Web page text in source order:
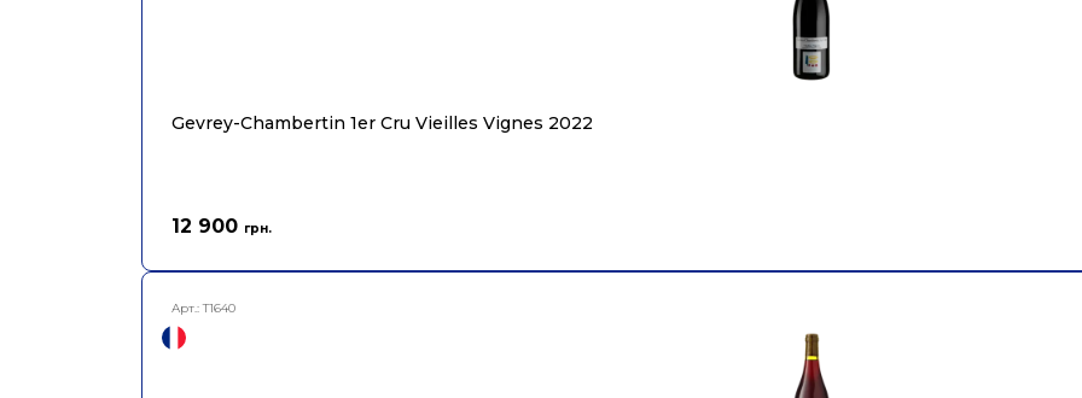
Gevrey-Chambertin 1er Cru Vieilles Vignes 2022
12 900 грн.
Арт.:T1640